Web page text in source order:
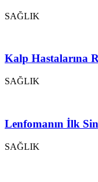
SAĞLIK
Kalp Hastalarına
SAĞLIK
Lenfomanın İlk
SAĞLIK